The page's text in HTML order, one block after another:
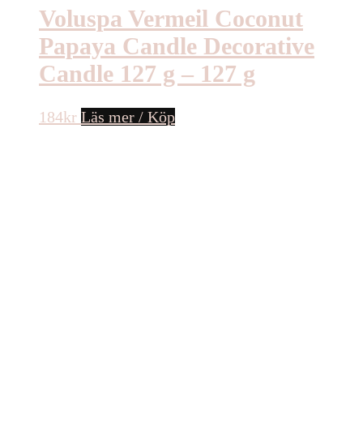
Voluspa Vermeil Coconut
Papaya Candle Decorative
Candle 127 g – 127 g
184kr Läs mer / Köp